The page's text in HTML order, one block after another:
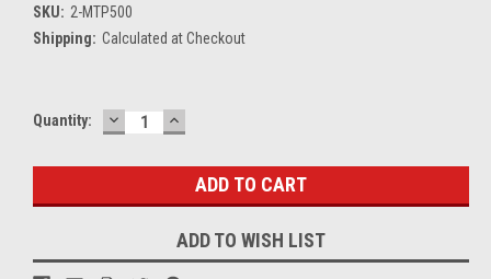
SKU: 2-MTP500
Shipping: Calculated at Checkout
Current
Quantity: DECREASE
QUANTITY:
INCREASE
QUANTITY:
ADD TO WISH LIST